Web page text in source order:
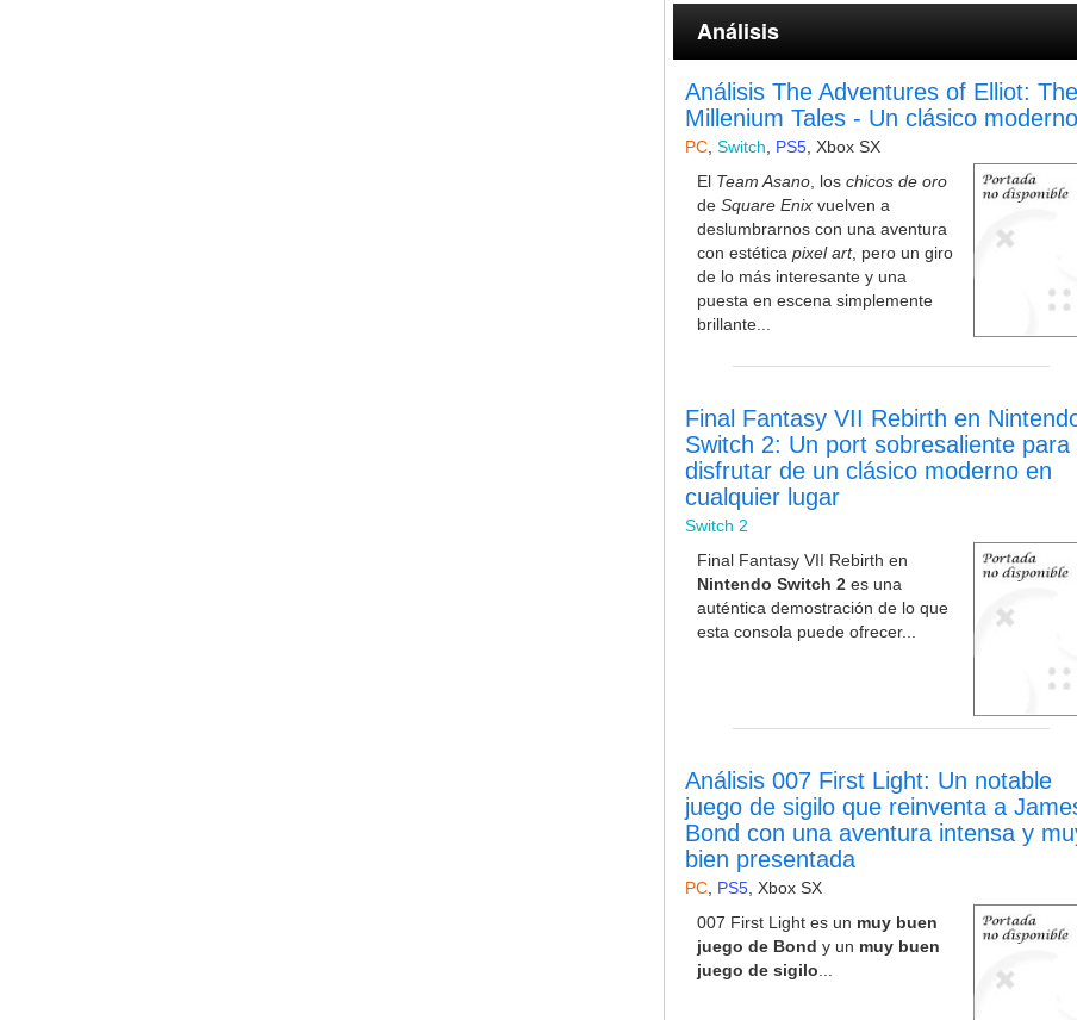
Análisis
Análisis The Adventures of Elliot:
Millenium Tales - Un clásico
PC,Switch, PS5,Xbox SX
El Team Asano, loschicos de oro
deSquare Enix vuelven a
deslumbrarnos con una aventura
con estéticapixel art, pero un giro
de lo más interesante y una
puesta en escena simplemente
brillante...
Final Fantasy VII Rebirth en
Switch 2: Un port sobresaliente para
disfrutar de un clásico moderno en
cualquier lugar
Switch 2
Final Fantasy VII Rebirth en
Nintendo Switch 2 es una
auténtica demostración de lo que
esta consola puede ofrecer...
Análisis 007 First Light: Un notable
juego de sigilo que reinventa a
Bond con una aventura intensa y
bien presentada
PC PS5 ,Xbox SX
007 First Light es un muy buen
juego de Bond y un muy buen
juego de sigilo